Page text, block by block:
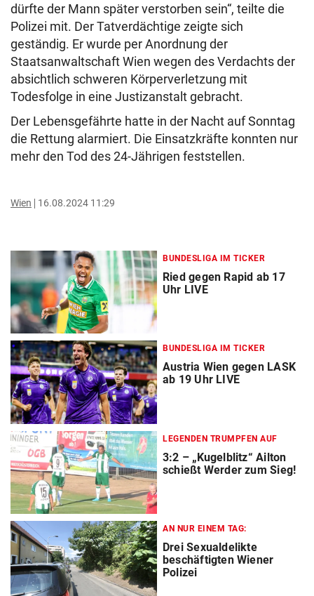
dürfte der Mann später verstorben sein“, teilte die
Polizei mit. Der Tatverdächtige zeigte sich
geständig. Er wurde per Anordnung der
Staatsanwaltschaft Wien wegen des Verdachts der
absichtlich schweren Körperverletzung mit
Todesfolge in eine Justizanstalt gebracht.
Der Lebensgefährte hatte in der Nacht auf Sonntag
die Rettung alarmiert. Die Einsatzkräfte konnten nur
mehr den Tod des 24-Jährigen feststellen.
Wien 16.08.2024 11:29
BUNDESLIGA IM TICKER
Ried gegen Rapid ab 17
Uhr LIVE
BUNDESLIGA IM TICKER
Austria Wien gegen LASK
ab 19 Uhr LIVE
LEGENDEN TRUMPFEN AUF
3:2 – „Kugelblitz“ Ailton
schießt Werder zum Sieg!
AN NUR EINEM TAG:
Drei Sexualdelikte
beschäftigten Wiener
Polizei